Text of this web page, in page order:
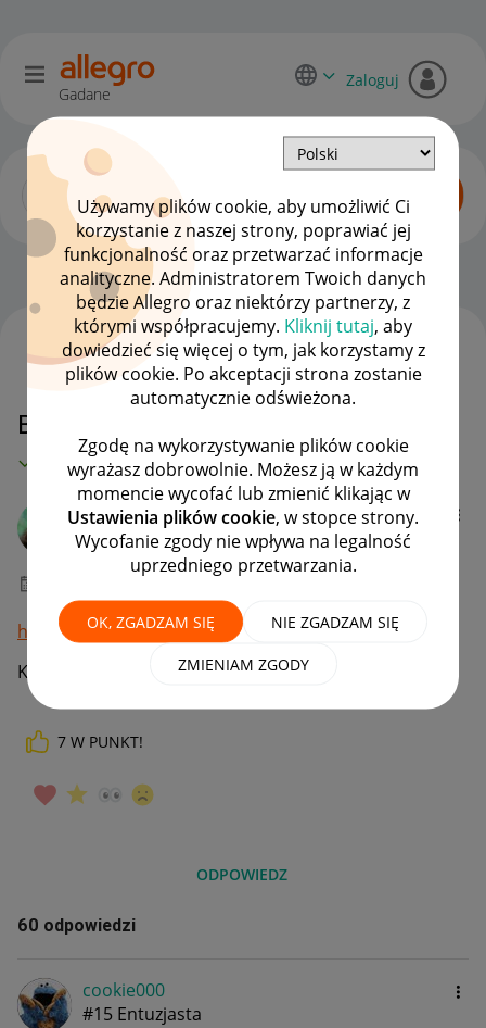
Używamy plików cookie, aby umożliwić Ci
korzystanie z naszej strony, poprawiać jej
funkcjonalność oraz przetwarzać informacje
analityczne. Administratorem Twoich danych
będzie Allegro oraz niektórzy partnerzy, z
którymi współpracujemy. Kliknij tutaj, aby
dowiedzieć się więcej o tym, jak korzystamy z
plików cookie. Po akceptacji strona zostanie
automatycznie odświeżona.
Zgodę na wykorzystywanie plików cookie
wyrażasz dobrowolnie. Możesz ją w każdym
momencie wycofać lub zmienić klikając w
Ustawienia plików cookie, w stopce strony.
Wycofanie zgody nie wpływa na legalność
uprzedniego przetwarzania.
OK, ZGADZAM SIĘ NIE ZGADZAM SIĘ
ZMIENIAM ZGODY
Gadane
Zaloguj
Zaawansowani sprzedawcy OPCJE
Bezpieczeństwo na Allegro
MAMY ROZWIĄZANIE!
vonNogay
#17 Koryfeusz
16:47
https://www.youtube.com/watch?v=iv0HpCbHfao
Koniecznie trzeba obejrzeć!
7 W PUNKT!
ODPOWIEDZ
WSZYSTKIE TEMATY
60 odpowiedzi
cookie000
#15 Entuzjasta